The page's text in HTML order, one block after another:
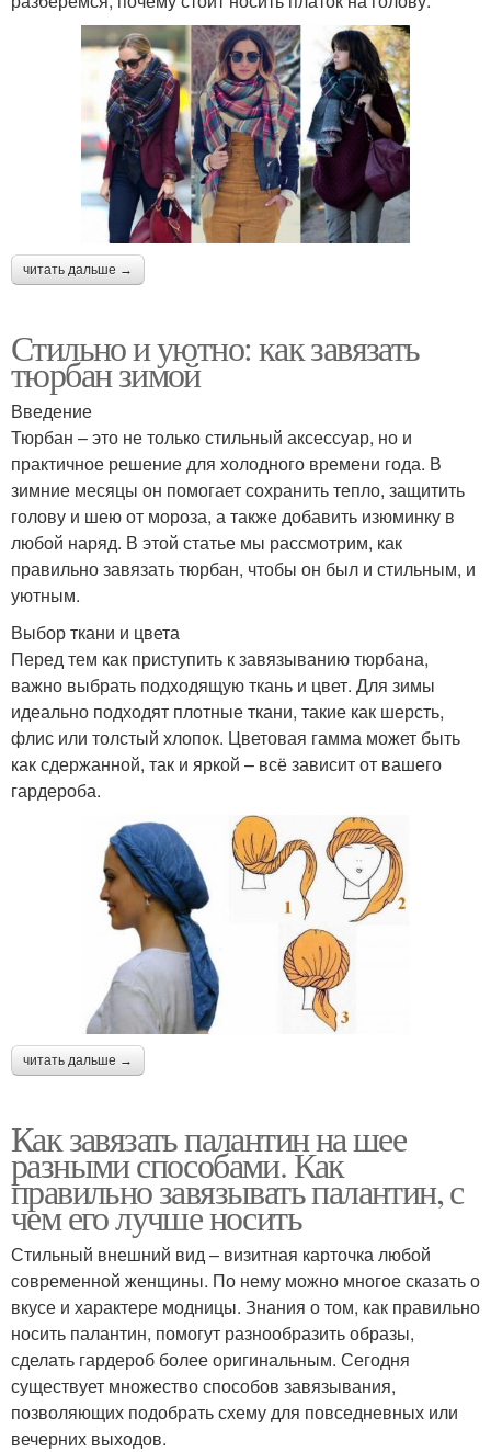
читать дальше →
Стильно и уютно: как завязать
тюрбан зимой
Введение
Тюрбан – это не только стильный аксессуар, но и
практичное решение для холодного времени года. В
зимние месяцы он помогает сохранить тепло, защитить
голову и шею от мороза, а также добавить изюминку в
любой наряд. В этой статье мы рассмотрим, как
правильно завязать тюрбан, чтобы он был и стильным, и
уютным.
Выбор ткани и цвета
Перед тем как приступить к завязыванию тюрбана,
важно выбрать подходящую ткань и цвет. Для зимы
идеально подходят плотные ткани, такие как шерсть,
флис или толстый хлопок. Цветовая гамма может быть
как сдержанной, так и яркой – всё зависит от вашего
гардероба.
читать дальше →
Как завязать палантин на шее
разными способами. Как
правильно завязывать палантин, с
чем его лучше носить
Стильный внешний вид – визитная карточка любой
современной женщины. По нему можно многое сказать о
вкусе и характере модницы. Знания о том, как правильно
носить палантин, помогут разнообразить образы,
сделать гардероб более оригинальным. Сегодня
существует множество способов завязывания,
позволяющих подобрать схему для повседневных или
вечерних выходов.